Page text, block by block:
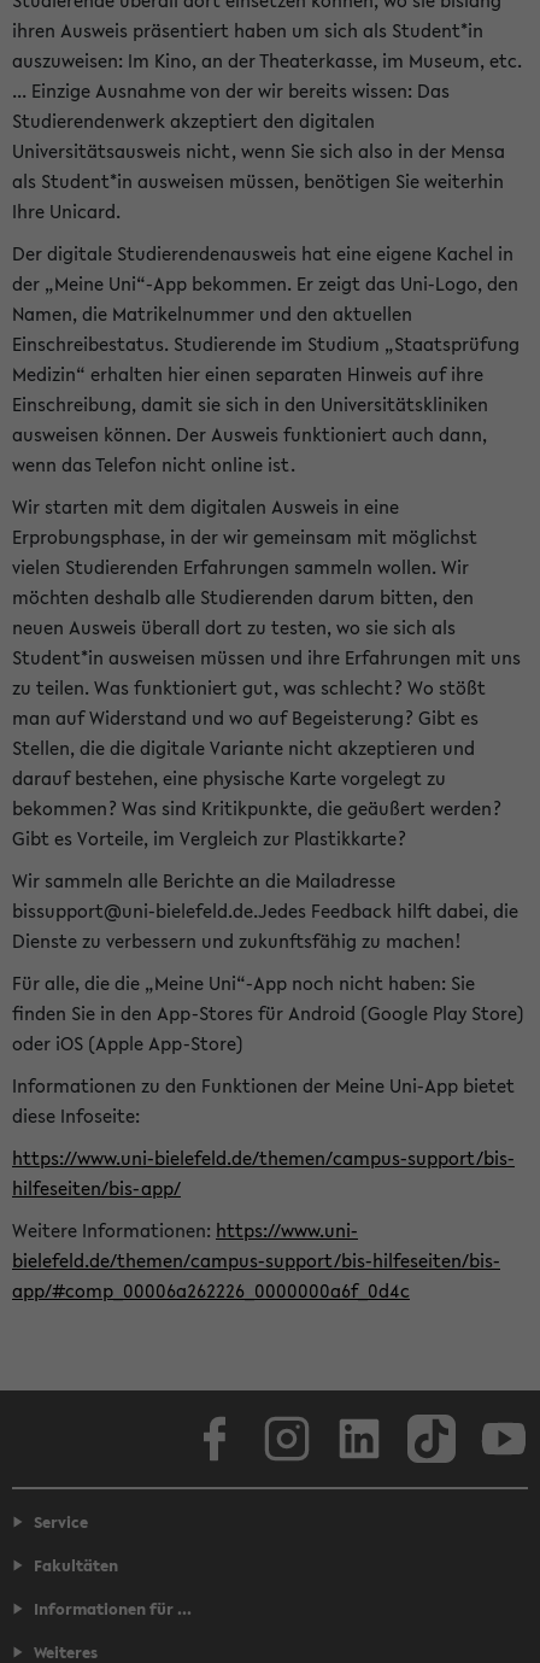
ihren Ausweis präsentiert haben um sich als Student*in
auszuweisen: Im Kino, an der Theaterkasse, im Museum, etc.
... Einzige Ausnahme von der wir bereits wissen: Das
Studierendenwerk akzeptiert den digitalen
Universitätsausweis nicht, wenn Sie sich also in der Mensa
als Student*in ausweisen müssen, benötigen Sie weiterhin
Ihre Unicard.
Der digitale Studierendenausweis hat eine eigene Kachel in
der „Meine Uni“-App bekommen. Er zeigt das Uni-Logo, den
Namen, die Matrikelnummer und den aktuellen
Einschreibestatus. Studierende im Studium „Staatsprüfung
Medizin“ erhalten hier einen separaten Hinweis auf ihre
Einschreibung, damit sie sich in den Universitätskliniken
ausweisen können. Der Ausweis funktioniert auch dann,
wenn das Telefon nicht online ist.
Wir starten mit dem digitalen Ausweis in eine
Erprobungsphase, in der wir gemeinsam mit möglichst
vielen Studierenden Erfahrungen sammeln wollen. Wir
möchten deshalb alle Studierenden darum bitten, den
neuen Ausweis überall dort zu testen, wo sie sich als
Student*in ausweisen müssen und ihre Erfahrungen mit uns
zu teilen. Was funktioniert gut, was schlecht? Wo stößt
man auf Widerstand und wo auf Begeisterung? Gibt es
Stellen, die die digitale Variante nicht akzeptieren und
darauf bestehen, eine physische Karte vorgelegt zu
bekommen? Was sind Kritikpunkte, die geäußert werden?
Gibt es Vorteile, im Vergleich zur Plastikkarte?
Wir sammeln alle Berichte an die Mailadresse
bissupport@uni-bielefeld.de.Jedes Feedback hilft dabei, die
Dienste zu verbessern und zukunftsfähig zu machen!
Für alle, die die „Meine Uni“-App noch nicht haben: Sie
finden Sie in den App-Stores für Android (Google Play Store)
oder iOS (Apple App-Store)
Informationen zu den Funktionen der Meine Uni-App bietet
diese Infoseite:
https://www.uni-bielefeld.de/themen/campus-support/bis-
hilfeseiten/bis-app/
Weitere Informationen: https://www.uni-
bielefeld.de/themen/campus-support/bis-hilfeseiten/bis-
app/#comp_00006a262226_0000000a6f_0d4c
Service
Fakultäten
Informationen für ...
Weiteres